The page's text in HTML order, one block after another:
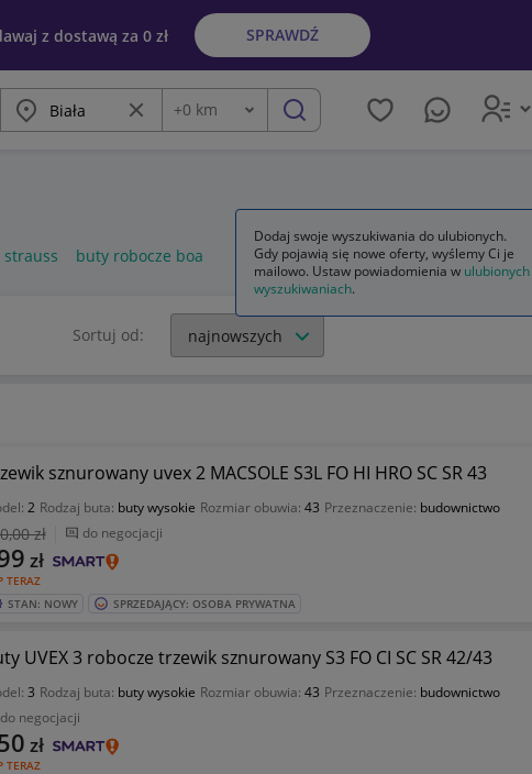
z dostawą za 0 zł SPRAWDŹ
Miasto Wyczyść frazę
Odległość
+0 km szukaj
buty robocze boa
Sortuj od:
sznurowany uvex 2 MACSOLE S3L FO HI HRO SC SR 43
2 Rodzaj buta: buty wysokie Rozmiar obuwia: 43 Przeznaczenie: budownictwo
,00 zł do negocjacji
TERAZ
zł
STAN: NOWY SPRZEDAJĄCY: OSOBA PRYWATNA
UVEX 3 robocze trzewik sznurowany S3 FO CI SC SR 42/43
3 Rodzaj buta: buty wysokie Rozmiar obuwia: 43 Przeznaczenie: budownictwo
do negocjacji
TERAZ
zł
Dodaj swoje wyszukiwania do ulubionych.
Gdy pojawią się nowe oferty, wyślemy Ci je
mailowo. Ustaw powiadomienia w ulubionych
wyszukiwaniach.